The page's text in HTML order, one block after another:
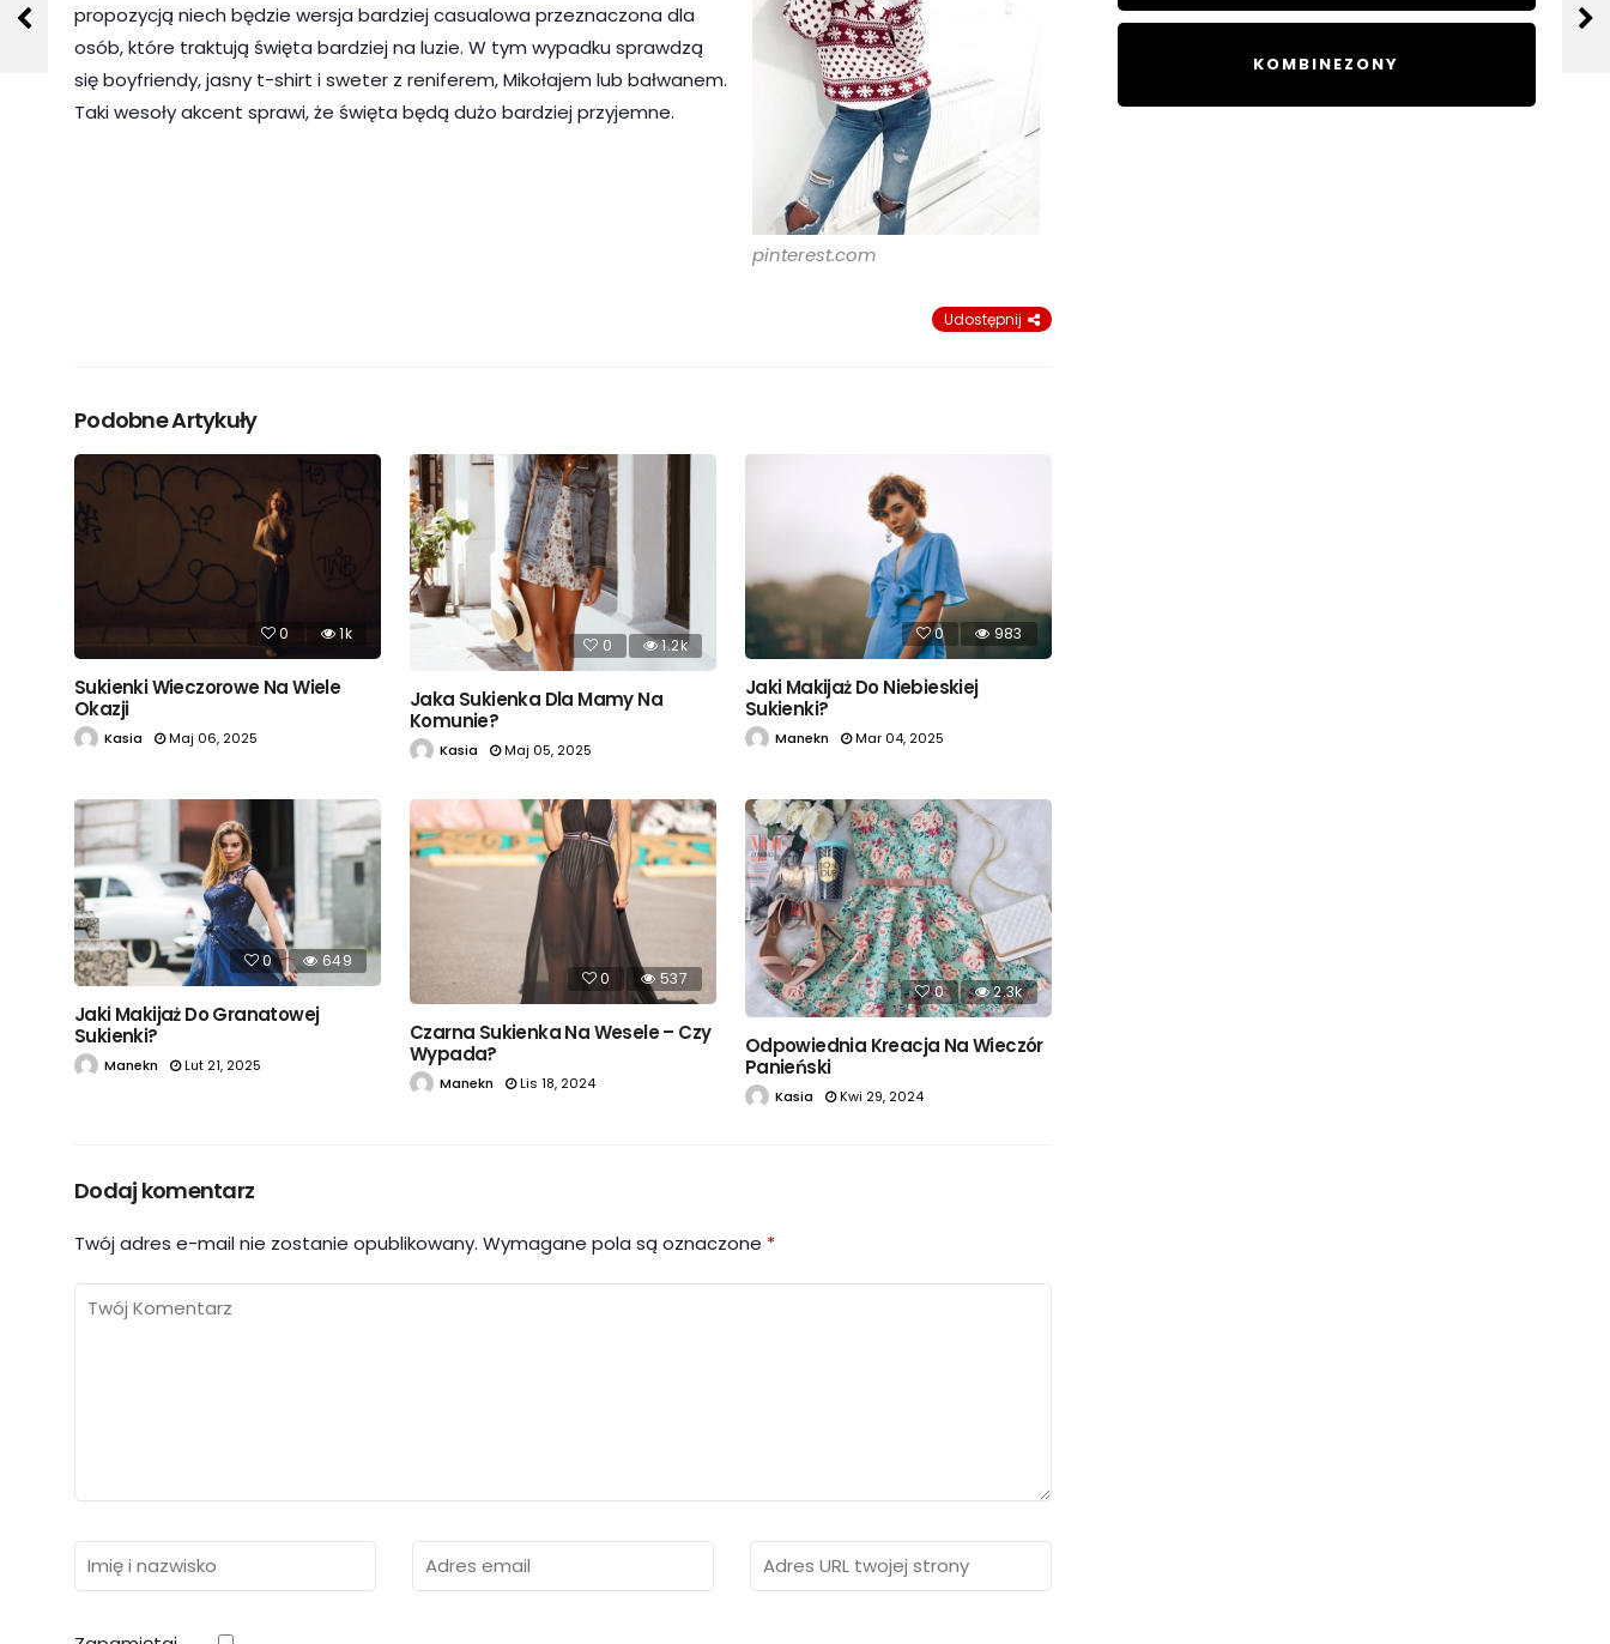
pinterest.com
propozycją niech będzie wersja bardziej casualowa przeznaczona dla
osób, które traktują święta bardziej na luzie. W tym wypadku sprawdzą
się boyfriendy, jasny t-shirt i sweter z reniferem, Mikołajem lub bałwanem.
Taki wesoły akcent sprawi, że święta będą dużo bardziej przyjemne.
Udostępnij
Podobne Artykuły
0 1k
Sukienki Wieczorowe Na Wiele
Okazji
Kasia Maj 06, 2025
0 1.2k
Jaka Sukienka Dla Mamy Na
Komunie?
Kasia Maj 05, 2025
0 983
Jaki Makijaż Do Niebieskiej
Sukienki?
Manekn Mar 04, 2025
0 649
Jaki Makijaż Do Granatowej
Sukienki?
Manekn Lut 21, 2025
0 537
Czarna Sukienka Na Wesele – Czy
Wypada?
Manekn Lis 18, 2024
0 2.3k
Odpowiednia Kreacja Na Wieczór
Panieński
Kasia Kwi 29, 2024
Dodaj komentarz
Twój adres e-mail nie zostanie opublikowany. Wymagane pola są oznaczone *
KOMBINEZONY